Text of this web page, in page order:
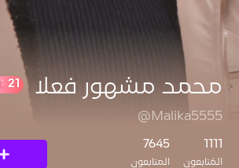
محمد مشهور فعلا
@Malika5555
1111
المُتابعون
7645
المتابعون